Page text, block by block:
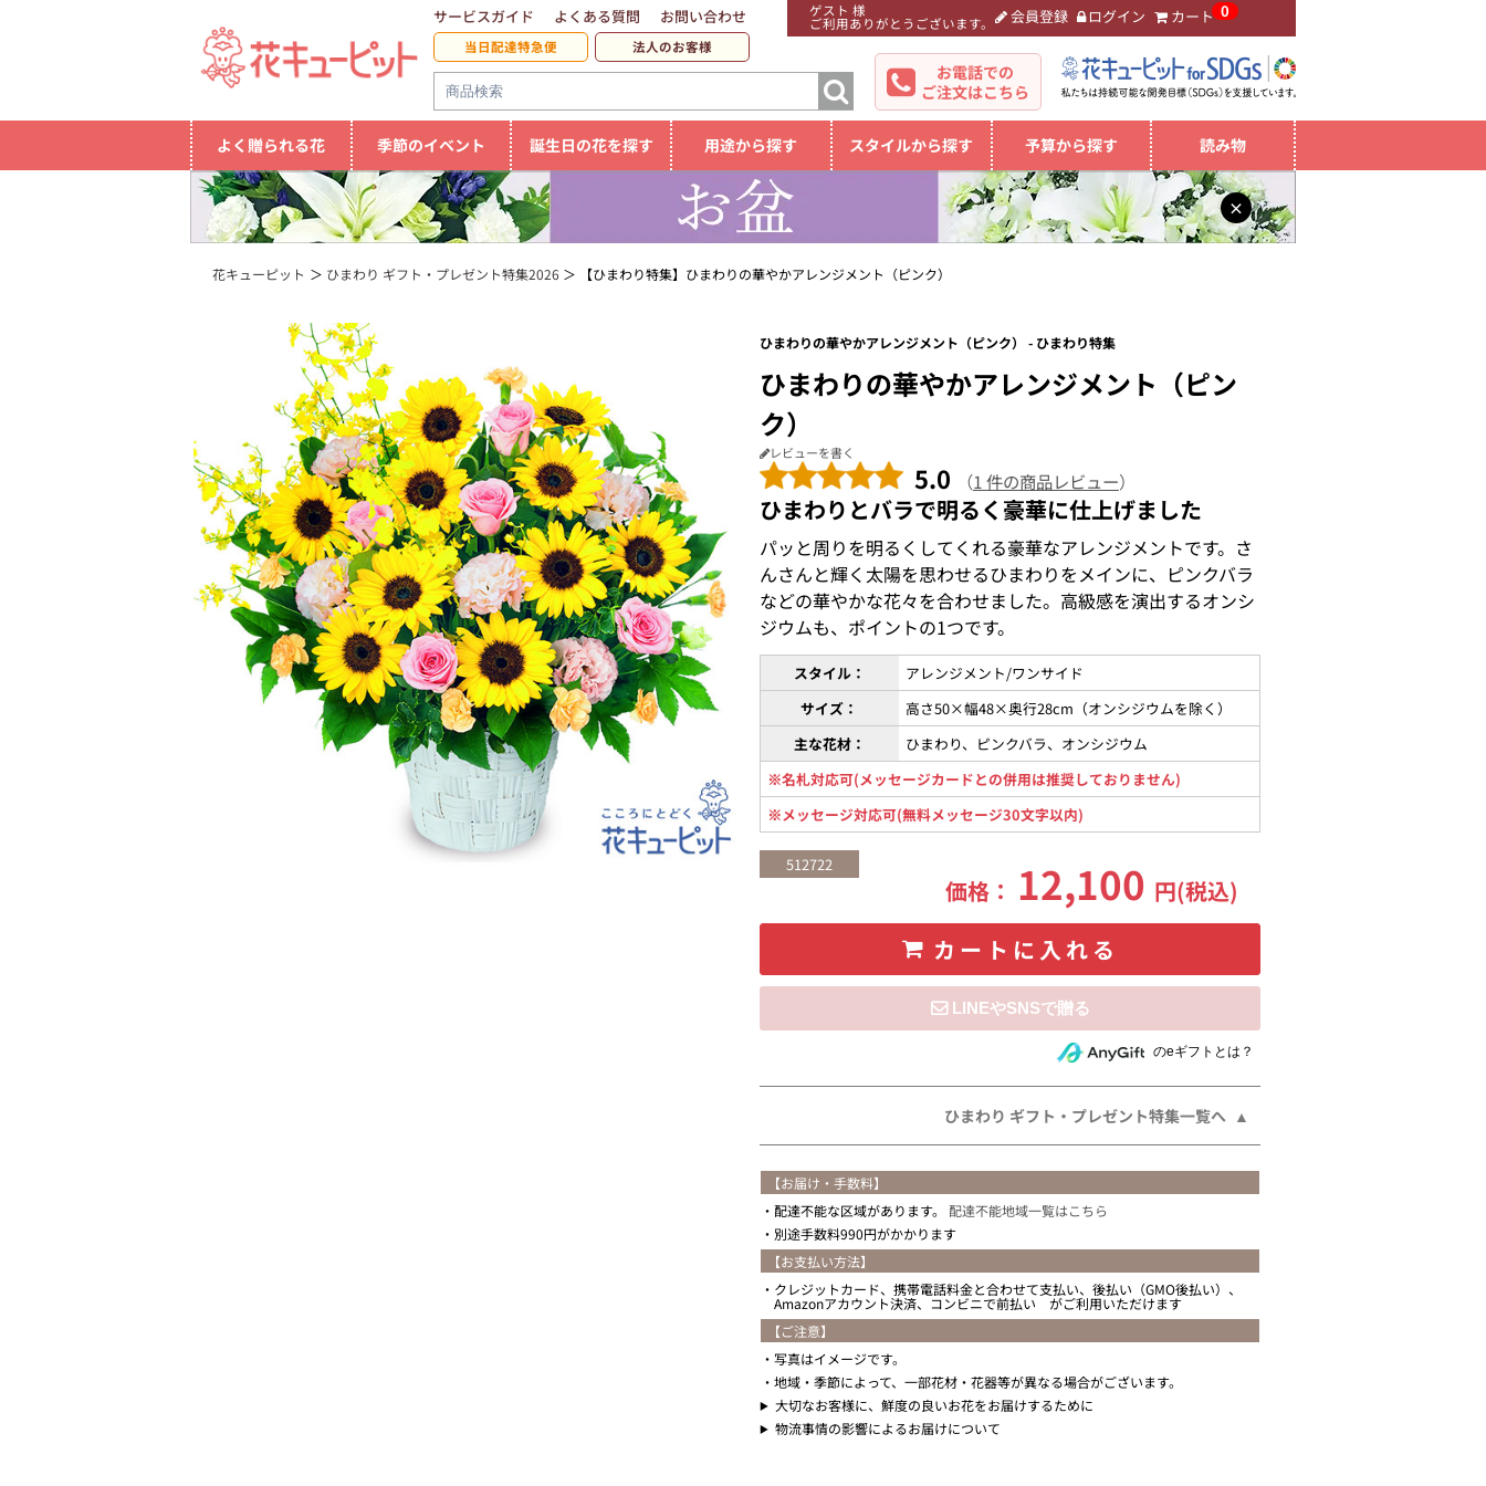
ゲスト 様
ご利用ありがとうございます。 会員登録 ログイン カート 0
サービスガイド よくある質問 お問い合わせ
当日配達特急便 法人のお客様
お電話での
ご注文はこちら
よく贈られる花 季節のイベント 誕生日の花を探す 用途から探す スタイルから探す 予算から探す 読み物
×
花キューピット ひまわり ギフト・プレゼント特集2026 【ひまわり特集】ひまわりの華やかアレンジメント（ピンク）
ひまわりの華やかアレンジメント（ピンク） - ひまわり特集
ひまわりの華やかアレンジメント（ピン
ク）
レビューを書く
5.0 （1 件の商品レビュー）
ひまわりとバラで明るく豪華に仕上げました
パッと周りを明るくしてくれる豪華なアレンジメントです。さ
んさんと輝く太陽を思わせるひまわりをメインに、ピンクバラ
などの華やかな花々を合わせました。高級感を演出するオンシ
ジウムも、ポイントの1つです。
スタイル：
アレンジメント/ワンサイド
サイズ：
高さ50×幅48×奥行28cm（オンシジウムを除く）
主な花材：
ひまわり、ピンクバラ、オンシジウム
※名札対応可(メッセージカードとの併用は推奨しておりません)
※メッセージ対応可(無料メッセージ30文字以内)
512722
価格： 12,100 円(税込)
カートに入れる
住所を知らない相手にeギフトで贈るのeギフトとは？
ひまわり ギフト・プレゼント特集一覧へ
【お届け・手数料】
配達不能な区域があります。 配達不能地域一覧はこちら
別途手数料990円がかかります
【お支払い方法】
クレジットカード、携帯電話料金と合わせて支払い、後払い（GMO後払い）、
Amazonアカウント決済、コンビニで前払い がご利用いただけます
【ご注意】
写真はイメージです。
地域・季節によって、一部花材・花器等が異なる場合がございます。
大切なお客様に、鮮度の良いお花をお届けするために
物流事情の影響によるお届けについて